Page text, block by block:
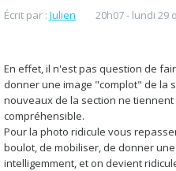
Écrit par : Julien 20h07- lundi 29
En effet, il n'est pas question de
donner une image "complot" de la
nouveaux de la section ne
compréhensible.
Pour la photo ridicule vous
boulot, de mobiliser, de donner
intelligemment, et on devient